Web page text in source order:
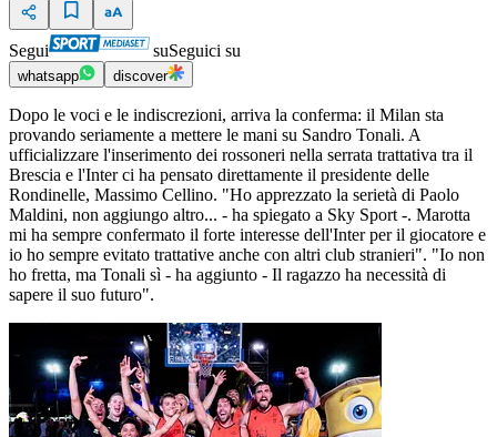
Segui suSeguici su
whatsapp discover
Dopo le voci e le indiscrezioni, arriva la conferma: il Milan sta
provando seriamente a mettere le mani su Sandro Tonali. A
ufficializzare l'inserimento dei rossoneri nella serrata trattativa tra il
Brescia e l'Inter ci ha pensato direttamente il presidente delle
Rondinelle, Massimo Cellino. "Ho apprezzato la serietà di Paolo
Maldini, non aggiungo altro... - ha spiegato a Sky Sport -. Marotta
mi ha sempre confermato il forte interesse dell'Inter per il giocatore e
io ho sempre evitato trattative anche con altri club stranieri". "Io non
ho fretta, ma Tonali sì - ha aggiunto - Il ragazzo ha necessità di
sapere il suo futuro".